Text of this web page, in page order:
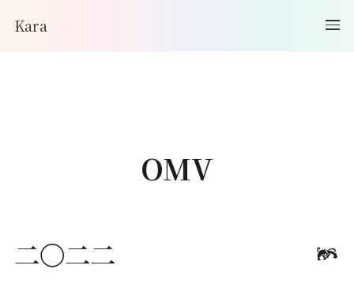
Kara
OMV
二〇二二